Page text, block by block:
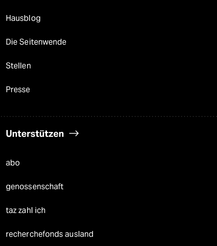
Hausblog
Die Seitenwende
Stellen
Presse
Unterstützen
abo
genossenschaft
taz zahl ich
recherchefonds ausland